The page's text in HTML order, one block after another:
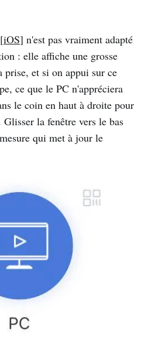
iOS] n'est pas vraiment adapté
: elle affiche une grosse
et si on appui sur ce
ce que le PC n'appréciera
le coin en haut à droite pour
la fenêtre vers le bas
qui met à jour le